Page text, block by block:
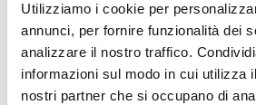
Utilizziamo i cookie per
annunci, per fornire funzionalità dei
analizzare il nostro traffico.
informazioni sul modo in cui utilizza
nostri partner che si occupano di
esercitare in favore dei minori e
Insieme otterremo tutti di più: la
arricchisce chi lo fa e sorregge
Come il cerchio che racchiude il